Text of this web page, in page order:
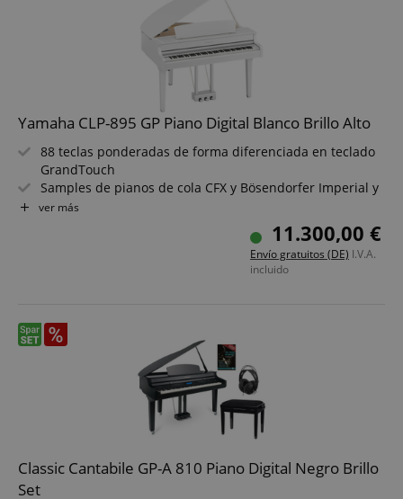
Yamaha CLP-895 GP Piano Digital Blanco Brillo Alto
88 teclas ponderadas de forma diferenciada en teclado
GrandTouch
Samples de pianos de cola CFX y Bösendorfer Imperial y
muestreo binaural
27 canciones demo de voces + 50 canciones de piano +
Sistema de altavoces de 3 vías con amplificador de 260
ver más
11.300,00 €
Envío gratuitos (DE) I.V.A.
incluido
Classic Cantabile GP-A 810 Piano Digital Negro Brillo
Set